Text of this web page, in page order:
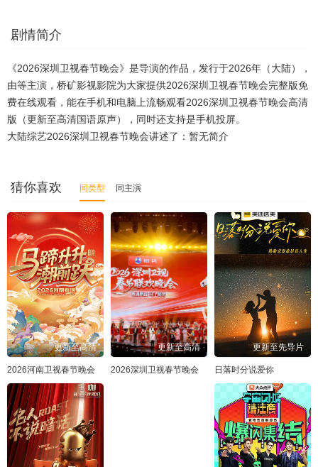
剧情简介
《2026深圳卫视春节晚会》是导演的作品，发行于2026年（大陆），
由等主演，桥矿影视影院为大家提供2026深圳卫视春节晚会完整版免
费在线观看，能在手机和电脑上流畅观看2026深圳卫视春节晚会高清
版（更新至高清国语原声），同时还支持是手机投屏。
大陆综艺2026深圳卫视春节晚会讲述了：暂无简介
猜你喜欢 同类型 同主演
更新至高清
2026河南卫视春节晚会
更新至高清
2026深圳卫视春节晚会
更新至先导片
日落时分说爱你